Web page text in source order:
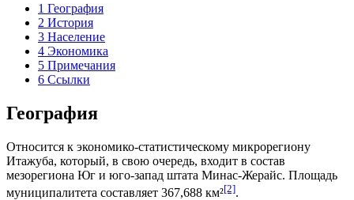
1 География
2 История
3 Население
4 Экономика
5 Примечания
6 Ссылки
География
Относится к экономико-статистическому микрорегиону
Итажуба, который, в свою очередь, входит в состав
мезорегиона Юг и юго-запад штата Минас-Жерайс. Площадь
муниципалитета составляет 367,688 км²[2].